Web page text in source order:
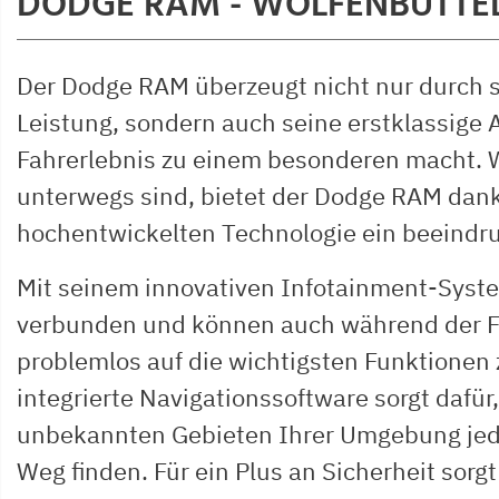
Der Dodge RAM überzeugt nicht nur durch
Leistung, sondern auch seine erstklassige
Fahrerlebnis zu einem besonderen macht.
unterwegs sind, bietet der Dodge RAM
hochentwickelten Technologie ein
Mit seinem innovativen Infotainment-
verbunden und können auch während der
problemlos auf die wichtigsten Funktionen
integrierte Navigationssoftware sorgt
unbekannten Gebieten Ihrer Umgebung
Weg finden. Für ein Plus an Sicherheit